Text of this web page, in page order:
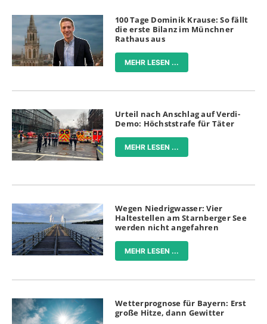
100 Tage Dominik Krause: So fällt
die erste Bilanz im Münchner
Rathaus aus
MEHR LESEN ...
Urteil nach Anschlag auf Verdi-
Demo: Höchststrafe für Täter
MEHR LESEN ...
Wegen Niedrigwasser: Vier
Haltestellen am Starnberger See
werden nicht angefahren
MEHR LESEN ...
Wetterprognose für Bayern: Erst
große Hitze, dann Gewitter